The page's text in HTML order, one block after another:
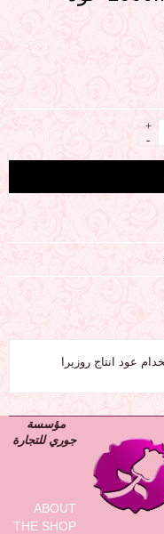
+
-
مؤسسة
جوري للتجارة
ABOUT
THE SHOP